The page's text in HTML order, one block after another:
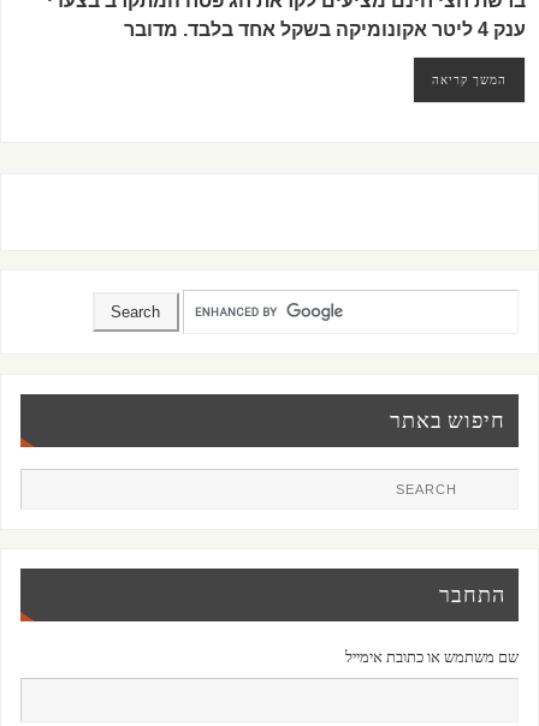
ענק 4 ליטר אקונומיקה בשקל אחד בלבד. מדובר
המשך קריאה
חיפוש באתר
התחבר
שם משתמש או כתובת אימייל